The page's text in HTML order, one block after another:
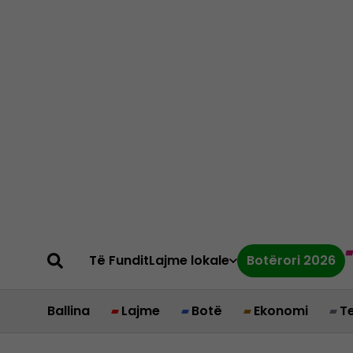
Të FunditLajme lokale Botërori 2026
Ballina Lajme Botë Ekonomi